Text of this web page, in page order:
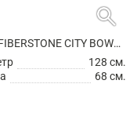
search
КАШПО FIBERSTONE CITY BOWL L GREY
128 см.
68 см.